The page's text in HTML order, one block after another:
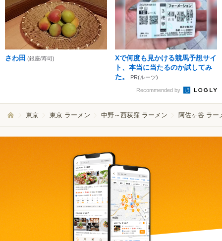
さわ田 (銀座/寿司)
Xで何度も見かける競馬予想サイ
ト、本当に当たるのか試してみ
た。
PR(ルーツ)
Recommended by
東京 東京 ラーメン 中野～西荻窪 ラーメン 阿佐ヶ谷 ラー